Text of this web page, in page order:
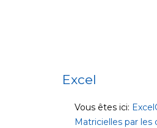
Excel
Vous êtes ici:
Matricielles par les